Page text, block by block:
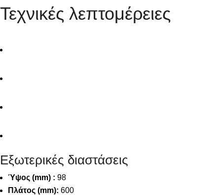
Τεχνικές λεπτομέρειες
Εξωτερικές διαστάσεις
Ύψος (mm) : 98
Πλάτος (mm): 600